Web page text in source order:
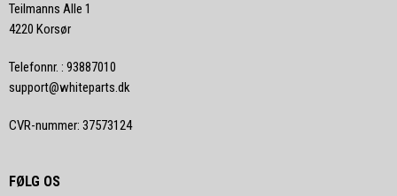
Teilmanns Alle 1
4220 Korsør
Telefonnr. : 93887010
support@whiteparts.dk
CVR-nummer: 37573124
FØLG OS